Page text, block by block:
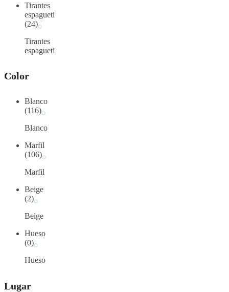
Tirantes
espagueti
(24)
Tirantes
espagueti
Color
Blanco
(116)
Blanco
Marfil
(106)
Marfil
Beige
(2)
Beige
Hueso
(0)
Hueso
Lugar